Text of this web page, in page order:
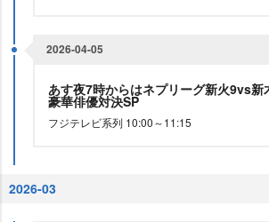
2026-04-05
あす夜7時からはネプリーグ新火9vs
豪華俳優対決SP
フジテレビ系列 10:00～11:15
2026-03